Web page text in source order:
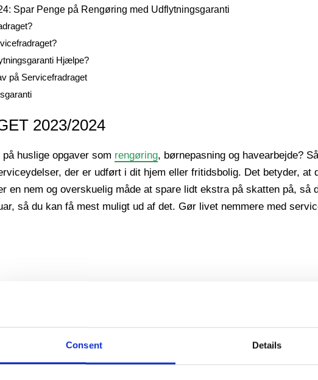
Consent Details
Spar Penge på Rengøring med Udflytningsgaranti
Hjælpe?
på Servicefradraget
2023/2024
huslige opgaver som rengøring, børnepasning og havearbejde?
der er udført i dit hjem eller fritidsbolig. Det betyder, at
en nem og overskuelig måde at spare lidt ekstra på skatten på,
så du kan få mest muligt ud af det. Gør livet nemmere med
FRAFLYTNING
kan være en stresset og tidskrævende opgave, men det